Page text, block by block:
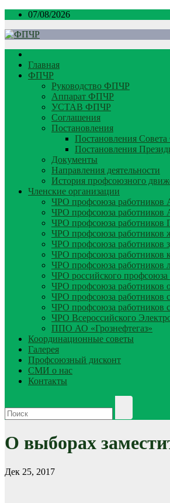
Перейти
содержимому
07/08/2026
Главная
ФПЧР
Руководство ФПЧР
Аппарат ФПЧР
УСТАВ ФПЧР
Соглашения
Постановления
Постановления
Постановления
Документы
Направления деятельности
История профсоюзного
Членские организации
ЧРО профсоюза
ЧРО профсоюза
ЧРО профсоюза
ЧРО профсоюза работников
ЧРО профсоюза работников
ЧРО профсоюза работников
ЧРО профсоюза работников
ЧРО российского
ЧРО профсоюза работников
ЧРО профсоюза работников
ЧРО профсоюза работников
ЧРО Всероссийского
ППО АО «Грознефтегаз»
Координационные советы
Галерея
Профсоюзный дисконт
СМИ о нас
Контакты
О выборах
Дек 25, 2017